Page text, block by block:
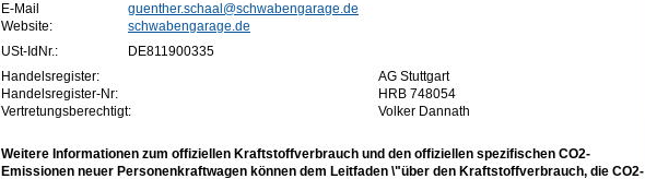
E-Mail
guenther.schaal@schwabengarage.de
Website:
schwabengarage.de
USt-IdNr.:
DE811900335
Handelsregister:
AG Stuttgart
Handelsregister-Nr:
HRB 748054
Vertretungsberechtigt:
Volker Dannath
Weitere Informationen zum offiziellen Kraftstoffverbrauch und den offiziellen spezifischen CO2-
Emissionen neuer Personenkraftwagen können dem Leitfaden \"über den Kraftstoffverbrauch, die CO2-